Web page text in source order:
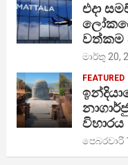
එදා
වත්කම
මාර්තු 20,
FEATURED
විහාරය
පෙබරවාරි